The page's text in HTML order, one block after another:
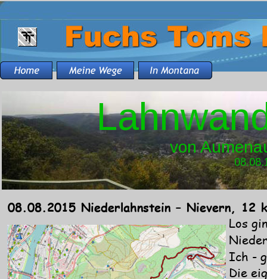
von
08.08.2015 Niederlahnstein – Nievern, 12
Los
Ich -
Die